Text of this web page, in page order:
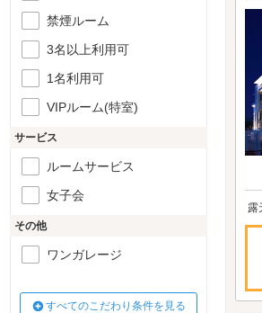
露
禁煙ルーム
3名以上利用可
1名利用可
VIPルーム(特室)
サービス
ルームサービス
女子会
その他
ワンガレージ
すべてのこだわり条件を見る